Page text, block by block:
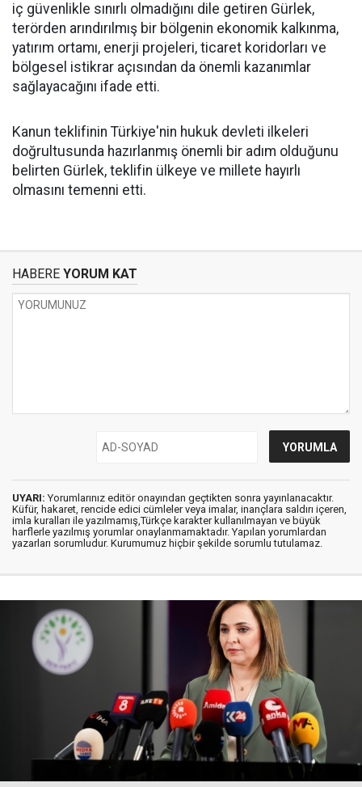
iç güvenlikle sınırlı olmadığını dile getiren Gürlek,
terörden arındırılmış bir bölgenin ekonomik kalkınma,
yatırım ortamı, enerji projeleri, ticaret koridorları ve
bölgesel istikrar açısından da önemli kazanımlar
sağlayacağını ifade etti.
Kanun teklifinin Türkiye'nin hukuk devleti ilkeleri
doğrultusunda hazırlanmış önemli bir adım olduğunu
belirten Gürlek, teklifin ülkeye ve millete hayırlı
olmasını temenni etti.
HABERE YORUM KAT
UYARI: Yorumlarınız editör onayından geçtikten sonra yayınlanacaktır.
Küfür, hakaret, rencide edici cümleler veya imalar, inançlara saldırı içeren,
imla kuralları ile yazılmamış,Türkçe karakter kullanılmayan ve büyük
harflerle yazılmış yorumlar onaylanmamaktadır. Yapılan yorumlardan
yazarları sorumludur. Kurumumuz hiçbir şekilde sorumlu tutulamaz.